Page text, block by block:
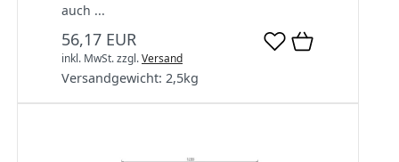
auch ...
56,17 EUR
inkl. MwSt.zzgl.Versand
Versandgewicht: 2,5kg